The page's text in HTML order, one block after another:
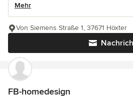
Mehr
Von Siemens Straße 1, 37671 Höxter
FB-homedesign